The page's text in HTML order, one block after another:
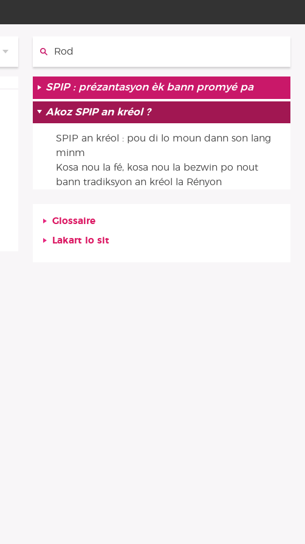
SPIP : prézantasyon èk bann promyé pa
Akoz SPIP an kréol ?
SPIP an kréol : pou di lo moun dann son lang
minm
Kosa nou la fé, kosa nou la bezwin po nout
bann tradiksyon an kréol la Rényon
Glossaire
Lakart lo sit